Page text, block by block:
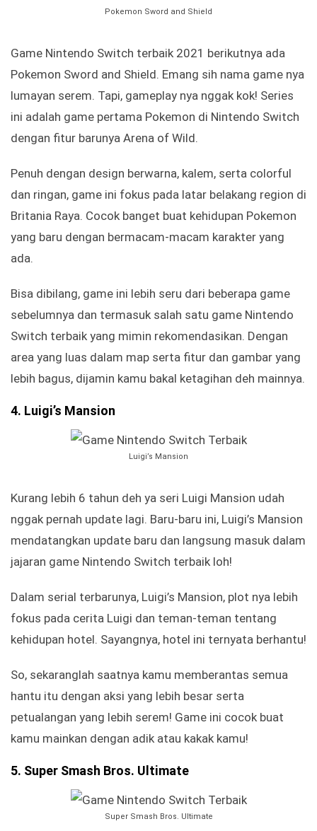
Pokemon Sword and Shield
Game Nintendo Switch terbaik 2021 berikutnya ada
Pokemon Sword and Shield. Emang sih nama game nya
lumayan serem. Tapi, gameplay nya nggak kok! Series
ini adalah game pertama Pokemon di Nintendo Switch
dengan fitur barunya Arena of Wild.
Penuh dengan design berwarna, kalem, serta colorful
dan ringan, game ini fokus pada latar belakang region di
Britania Raya. Cocok banget buat kehidupan Pokemon
yang baru dengan bermacam-macam karakter yang
ada.
Bisa dibilang, game ini lebih seru dari beberapa game
sebelumnya dan termasuk salah satu game Nintendo
Switch terbaik yang mimin rekomendasikan. Dengan
area yang luas dalam map serta fitur dan gambar yang
lebih bagus, dijamin kamu bakal ketagihan deh mainnya.
4. Luigi’s Mansion
Luigi’s Mansion
Kurang lebih 6 tahun deh ya seri Luigi Mansion udah
nggak pernah update lagi. Baru-baru ini, Luigi’s Mansion
mendatangkan update baru dan langsung masuk dalam
jajaran game Nintendo Switch terbaik loh!
Dalam serial terbarunya, Luigi’s Mansion, plot nya lebih
fokus pada cerita Luigi dan teman-teman tentang
kehidupan hotel. Sayangnya, hotel ini ternyata berhantu!
So, sekaranglah saatnya kamu memberantas semua
hantu itu dengan aksi yang lebih besar serta
petualangan yang lebih serem! Game ini cocok buat
kamu mainkan dengan adik atau kakak kamu!
5. Super Smash Bros. Ultimate
Super Smash Bros. Ultimate